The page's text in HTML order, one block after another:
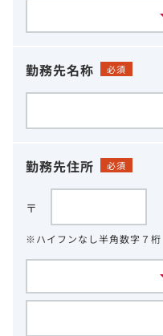
勤務先名称 必須
勤務先住所 必須
〒
※ハイフンなし半角数字７桁